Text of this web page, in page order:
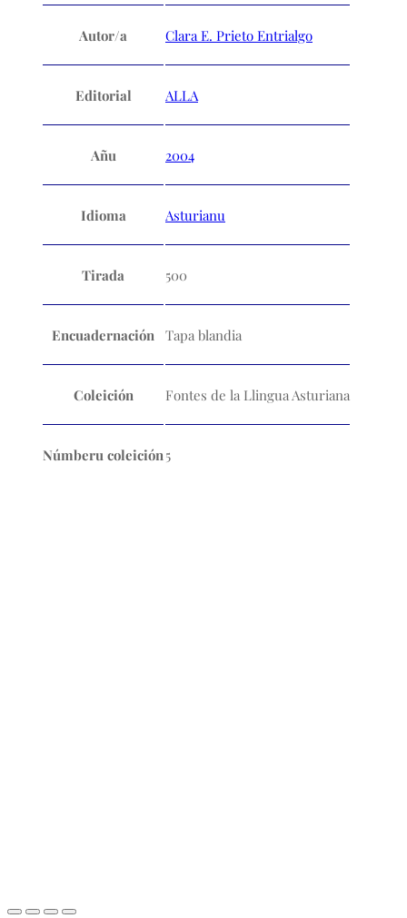
Autor/a Clara E. Prieto Entrialgo
Editorial ALLA
Añu 2004
Idioma Asturianu
Tirada 500
Encuadernación Tapa blandia
Coleición Fontes de la Llingua Asturiana
Númberu coleición5